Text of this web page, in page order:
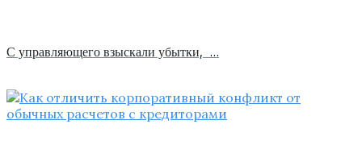
С управляющего взыскали убытки, …